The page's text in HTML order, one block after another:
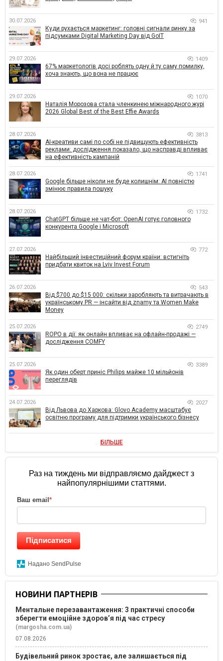
30.07.2026 941
Куди рухається маркетинг: головні сигнали ринку за
підсумками Digital Marketing Day від GoIT
29.07.2026 1409
67% маркетологів досі роблять одну й ту саму помилку,
хоча знають, що вона не працює
29.07.2026 1070
Наталія Морозова стала членкинею міжнародного журі
2026 Global Best of the Best Effie Awards
28.07.2026 3813
AI-креативи самі по собі не підвищують ефективність
реклами: дослідження показало, що насправді впливає
на ефективність кампаній
28.07.2026 1741
Google більше ніколи не буде колишнім: AI повністю
змінює правила пошуку
28.07.2026 1732
ChatGPT більше не чат-бот: OpenAI готує головного
конкурента Google і Microsoft
27.07.2026 772
Найбільший інвестиційний форум країни: встигніть
придбати квиток на Lviv Invest Forum
26.07.2026 543
Від $700 до $15 000: скільки заробляють та витрачають в
українському PR — інсайти від znamy та Women Make
Money
25.07.2026 2749
ROPO в дії: як онлайн впливає на офлайн-продажі —
дослідження COMFY
25.07.2026 3389
Як один оберт приніс Philips майже 10 мільйонів
переглядів
24.07.2026 2027
Від Львова до Харкова: Glovo Academy масштабує
освітню програму для підтримки українського бізнесу
БІЛЬШЕ
Раз на тиждень ми відправляємо дайджест з
найпопулярнішими статтями.
Ваш email *
Підписатися
Надано SendPulse
НОВИНИ ПАРТНЕРІВ
Ментальне перезавантаження: 3 практичні способи
зберегти емоційне здоров’я під час стресу
(margosha.com.ua)
07.08.2026
Будівельний ринок зростає, але залишається під